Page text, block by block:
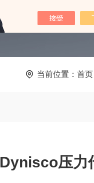
当前位置： 首页
Dynisco压力